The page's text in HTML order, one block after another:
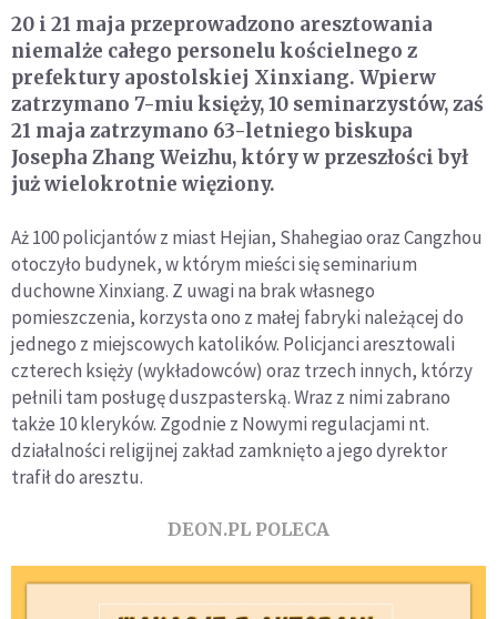
20 i 21 maja przeprowadzono aresztowania
niemalże całego personelu kościelnego z
prefektury apostolskiej Xinxiang. Wpierw
zatrzymano 7-miu księży, 10 seminarzystów, zaś
21 maja zatrzymano 63-letniego biskupa
Josepha Zhang Weizhu, który w przeszłości był
już wielokrotnie więziony.
Aż 100 policjantów z miast Hejian, Shahegiao oraz Cangzhou
otoczyło budynek, w którym mieści się seminarium
duchowne Xinxiang. Z uwagi na brak własnego
pomieszczenia, korzysta ono z małej fabryki należącej do
jednego z miejscowych katolików. Policjanci aresztowali
czterech księży (wykładowców) oraz trzech innych, którzy
pełnili tam posługę duszpasterską. Wraz z nimi zabrano
także 10 kleryków. Zgodnie z Nowymi regulacjami nt.
działalności religijnej zakład zamknięto a jego dyrektor
trafił do aresztu.
DEON.PL POLECA